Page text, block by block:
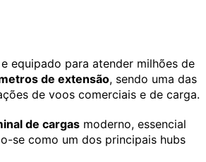
equipado para atender milhões de
de extensão, sendo uma das
de voos comerciais e de carga.
de cargas moderno, essencial
se como um dos principais hubs